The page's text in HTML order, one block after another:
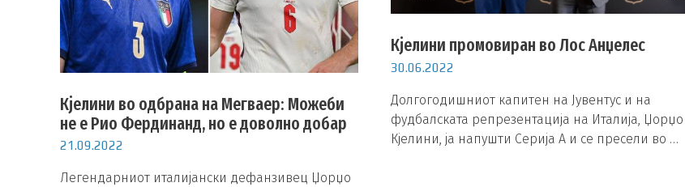
Кјелини во одбрана на Мегваер: Можеби
не е Рио Фердинанд, но е доволно добар
21.09.2022
Легендарниот италијански дефанзивец Џорџо
Кјелини промовиран во Лос Анџелес
30.06.2022
Долгогодишниот капитен на Јувентус и на
фудбалската репрезентација на Италија, Џорџо
Кјелини, ја напушти Серија А и се пресели во …